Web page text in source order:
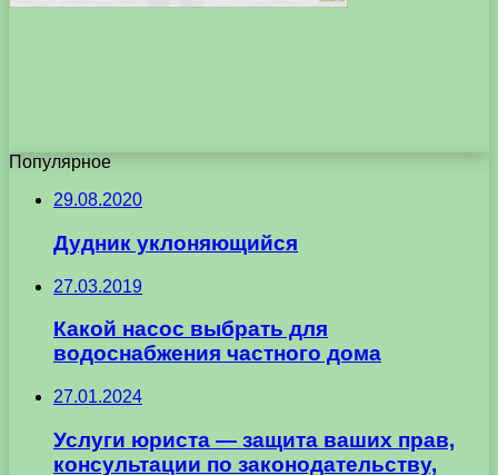
Популярное
29.08.2020
Дудник уклоняющийся
27.03.2019
Какой насос выбрать для
водоснабжения частного дома
27.01.2024
Услуги юриста — защита ваших прав,
консультации по законодательству,